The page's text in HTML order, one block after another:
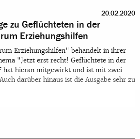
20.02.2020
zu Geflüchteten in der
Erziehungshilfen
Erziehungshilfen" behandelt in ihrer
"Jetzt erst recht! Geflüchtete in der
hat hieran mitgewirkt und ist mit zwei
darüber hinaus ist die Ausgabe sehr zu